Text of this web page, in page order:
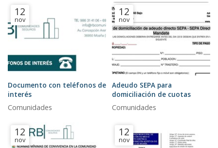
12
nov
Documento con teléfonos de
interés
Comunidades
12
nov
Adeudo SEPA para
domiciliación de cuotas
Comunidades
12
nov
12
nov